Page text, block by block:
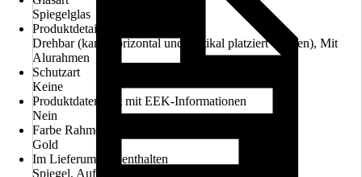
Spiegelglas
Produktdetails
Drehbar (kann horizontal und vertikal platziert werden), Mit
Alurahmen
Schutzart
Keine
Produktdatenblatt mit EEK-Informationen
Nein
Farbe Rahmen
Gold
Im Lieferumfang enthalten
Spiegel, Aufbauanleitung